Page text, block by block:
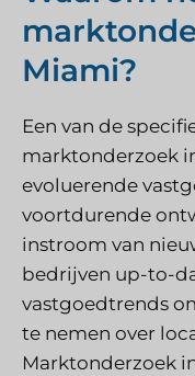
Miami?
Een van de
marktonderzoek
evoluerende
voortdurende
instroom van
bedrijven up-to-
vastgoedtrends
te nemen over
Marktonderzoek